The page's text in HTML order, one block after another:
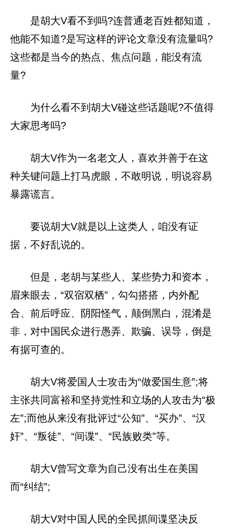
是胡大V看不到吗?连普通老百姓都知道，
他能不知道?是写这样的评论文章没有流量吗?
这些都是当今的热点、焦点问题，能没有流
量?
为什么看不到胡大V碰这些话题呢?不值得
大家思考吗?
胡大V作为一名老文人，喜欢并善于在这
种关键问题上打马虎眼，不敢明说，明说容易
暴露谎言。
要说胡大V就是以上这类人，咱没有证
据，不好乱说的。
但是，老胡与某些人、某些势力和资本，
眉来眼去，“双宿双栖”，勾勾搭搭，内外配
合、前后呼应、阴阳怪气，颠倒黑白，混淆是
非，对中国民众进行愚弄、欺骗、误导，倒是
有据可查的。
胡大V将爱国人士攻击为“做爱国生意”;将
主张共同富裕和坚持党性和立场的人攻击为“极
左”;而他从来没有批评过“公知”、“买办”、“汉
奸”、“叛徒”、“间谍”、“民族败类”等。
胡大V曾写文章为自己没有出生在美国
而“纠结”;
胡大V对中国人民的全民抓间谍坚决反